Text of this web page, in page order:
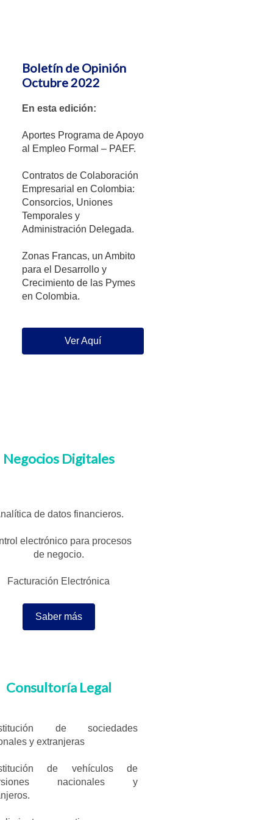
Boletín de Opinión
Octubre 2022
En esta edición:
Aportes Programa de Apoyo
al Empleo Formal – PAEF.
Contratos de Colaboración
Empresarial en Colombia:
Consorcios, Uniones
Temporales y
Administración Delegada.
Zonas Francas, un Ambito
para el Desarrollo y
Crecimiento de las Pymes
en Colombia.
Ver Aquí
Negocios Digitales
de datos financieros.
electrónico para procesos
de negocio.
Facturación Electrónica
Saber más
Consultoría Legal
de sociedades
y extranjeras
de vehículos de
nacionales y